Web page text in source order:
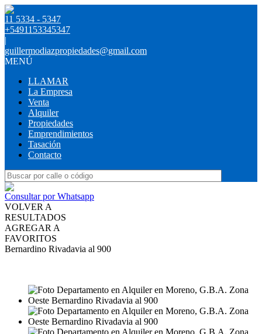
11 5334 - 5347
+5491153345347
|
guillermodiazpropiedades@gmail.com
MENÚ
LLAMAR
La Empresa
Venta
Alquiler
Propiedades
Emprendimientos
Tasación
Contacto
Consultar por Whatsapp
VOLVER A
RESULTADOS
AGREGAR A
FAVORITOS
Bernardino Rivadavia al 900